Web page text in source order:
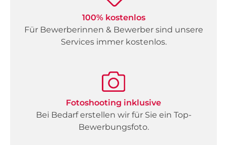
100% kostenlos
Für Bewerberinnen & Bewerber sind unsere
Services immer kostenlos.
Fotoshooting inklusive
Bei Bedarf erstellen wir für Sie ein Top-
Bewerbungsfoto.